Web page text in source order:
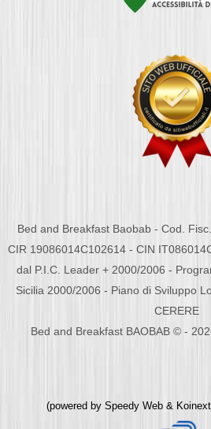
Bed and Breakfast Baobab - Cod.
CIR 19086014C102614 - CIN
dal P.I.C. Leader + 2000/2006 -
Sicilia 2000/2006 - Piano di Sviluppo
CERERE
Bed and Breakfast BAOBAB © -
(powered by Speedy Web &